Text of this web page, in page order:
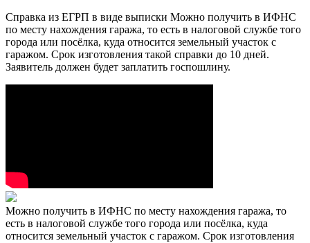
Справка из ЕГРП в виде выписки Можно получить в ИФНС
по месту нахождения гаража, то есть в налоговой службе того
города или посёлка, куда относится земельный участок с
гаражом. Срок изготовления такой справки до 10 дней.
Заявитель должен будет заплатить госпошлину.
Можно получить в ИФНС по месту нахождения гаража, то
есть в налоговой службе того города или посёлка, куда
относится земельный участок с гаражом. Срок изготовления